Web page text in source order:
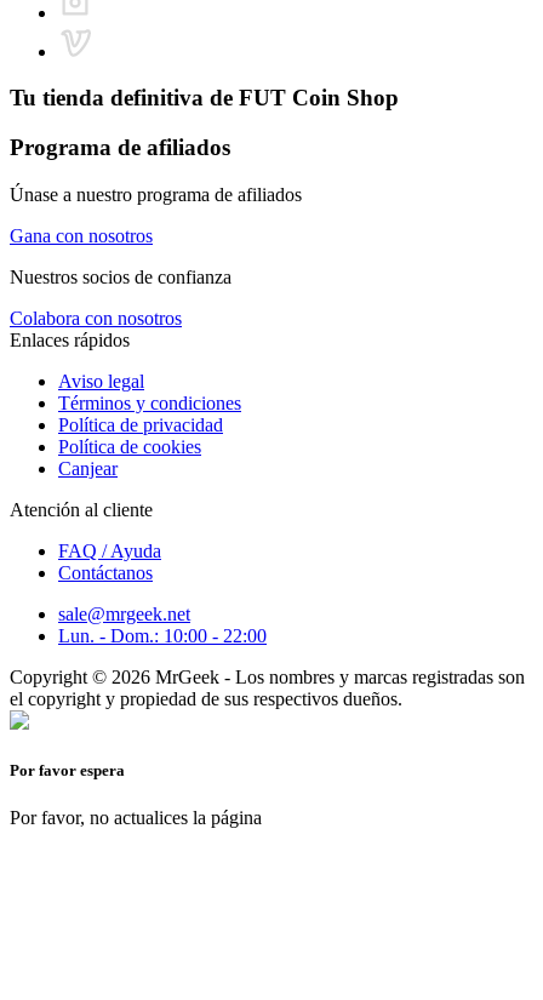
Tu tienda definitiva de FUT Coin Shop
Programa de afiliados
Únase a nuestro programa de afiliados
Gana con nosotros
Nuestros socios de confianza
Colabora con nosotros
Enlaces rápidos
Aviso legal
Términos y condiciones
Política de privacidad
Política de cookies
Canjear
Atención al cliente
FAQ / Ayuda
Contáctanos
sale@mrgeek.net
Lun. - Dom.: 10:00 - 22:00
Copyright © 2026 MrGeek - Los nombres y marcas registradas son
el copyright y propiedad de sus respectivos dueños.
Por favor espera
Por favor, no actualices la página